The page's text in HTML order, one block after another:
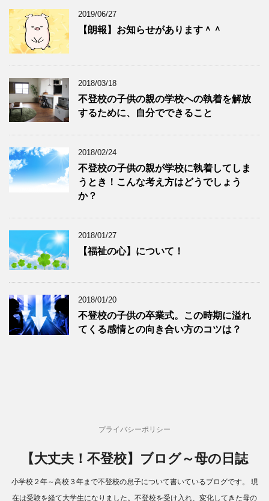
2019/06/27
【朗報】お知らせがあります＾＾
2018/03/18
不登校の子供の親の学校への執着を解放
するために、自分でできること
2018/02/24
不登校の子供の親が学校に執着してしま
うとき！こんな考え方はどうでしょう
か？
2018/01/27
【福祉の心】について！
2018/01/20
不登校の子供の卒業式。この時期に溢れ
てくる感情との向き合い方のコツは？
プライバシーポリシー
【大丈夫！不登校】ブログ～母の日誌
小学校２年～高校３年まで不登校の息子について書いているブログです。 現
在は受験を経て大学生になりました。不登校を受け入れ、変化してきた母の